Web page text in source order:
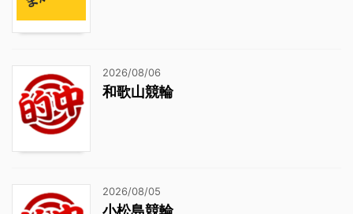
2026/08/06
和歌山競輪
2026/08/05